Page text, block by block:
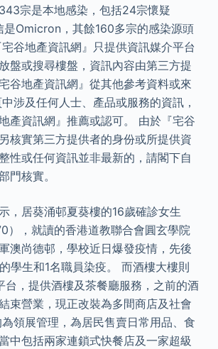
宗是本地感染，包括24宗懷疑
是Omicron，其餘160多宗的感染源頭
谷地產資訊網』只提供資訊媒介平台
盤或搜尋樓盤，資訊內容由第三方提
谷地產資訊網』從其他參考資料或來
涉及任何人士、產品或服務的資訊，
產資訊網』推薦或認可。 由於『宅谷
核實第三方提供者的身份或所提供資
性或任何資訊並非最新的，請閣下自
門核實。
，居葵涌邨夏葵樓的16歲確診女生
），就讀的香港道教聯合會圓玄學院
澳尚德邨，學校近日爆發疫情，先後
學生和1名職員染疫。 而酒樓大樓則
台，提供酒樓及茶餐廳服務，之前的酒
束營業，現正改裝為多間商店及社會
領展管理，為居民售賣日常用品、食
中包括兩家連鎖式快餐店及一家超級